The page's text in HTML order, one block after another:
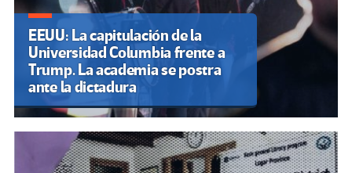
EEUU: La capitulación de la
Universidad Columbia frente a
Trump. La academia se postra
ante la dictadura